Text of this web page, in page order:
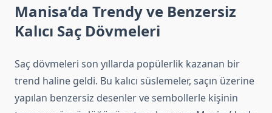
Manisa’da Trendy ve Benzersiz
Kalıcı Saç Dövmeleri
Saç dövmeleri son yıllarda popülerlik kazanan bir
trend haline geldi. Bu kalıcı süslemeler, saçın üzerine
yapılan benzersiz desenler ve sembollerle kişinin